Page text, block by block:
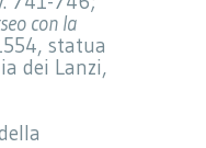
con la
statua
dei Lanzi,